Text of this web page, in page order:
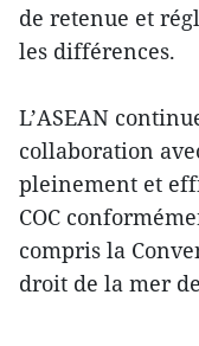
de retenue et
les différences.
L’ASEAN
collaboration
pleinement et
COC
compris la
droit de la mer